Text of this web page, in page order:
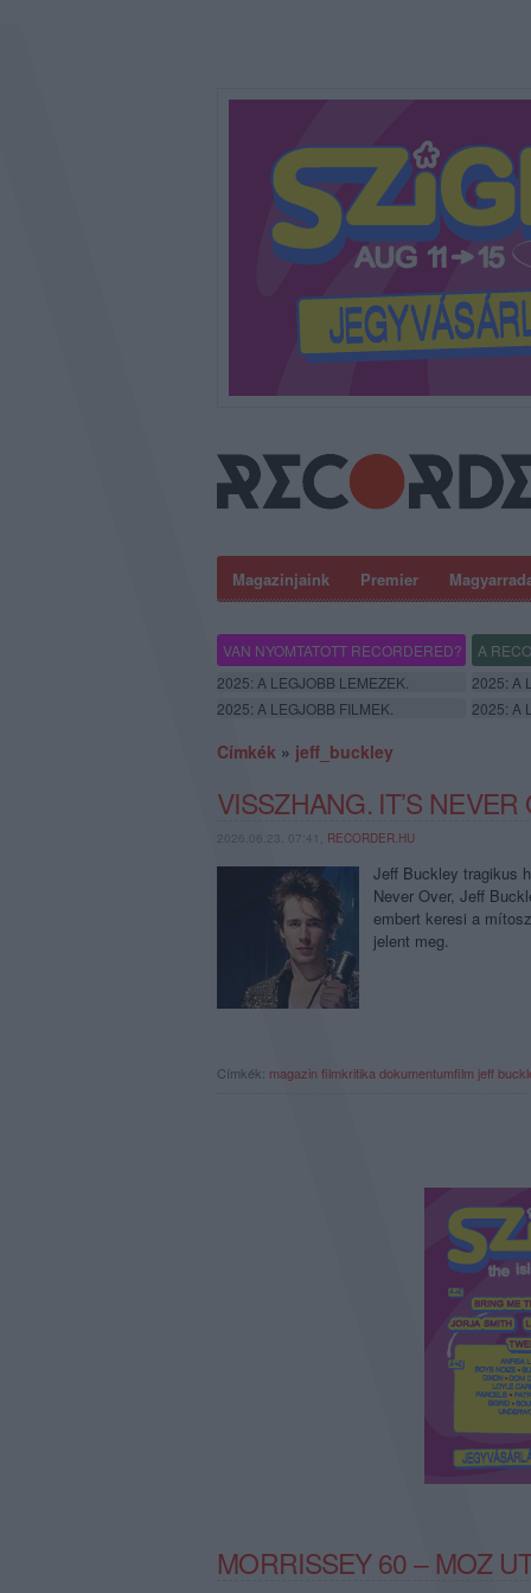
Magazinjaink Premier
VAN NYOMTATOTT RECORDERED? A
2025: A LEGJOBB LEMEZEK.
2025: A
2025: A LEGJOBB FILMEK.
2025: A
Címkék » jeff_buckley
VISSZHANG. IT’S
2026.06.23. 07:41, RECORDER.HU
Jeff Buckley tragikus
Never Over, Jeff
embert keresi a
jelent meg.
Címkék: magazin filmkritika dokumentumfilm jeff
MORRISSEY 60 – MOZ